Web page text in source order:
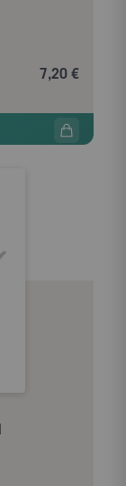
7,20 €